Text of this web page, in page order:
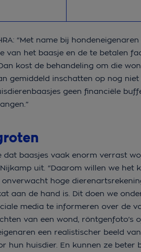
“Met name bij
van het baasje en de te betalen
kost de behandeling om die
gemiddeld inschatten op nog niet
geen financiële
dat baasjes vaak enorm verrast
uit. “Daarom willen we het
hoge
aan de hand is. Dit doen we
media te informeren over de
van een wond, röntgenfoto’s
een realistischer beeld
hun huisdier. En kunnen ze beter